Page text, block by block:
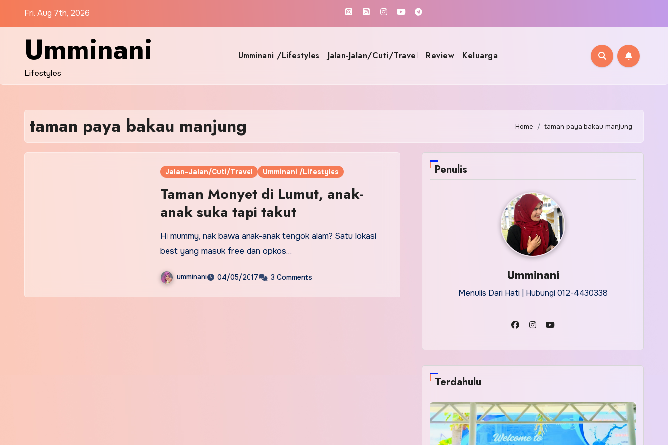
Fri. Aug 7th, 2026
Umminani
Lifestyles
Umminani /Lifestyles Jalan-Jalan/Cuti/Travel Review Keluarga
taman paya bakau manjung Home taman paya bakau manjung
Jalan-Jalan/Cuti/Travel Umminani /Lifestyles
Taman Monyet di Lumut, anak-
anak suka tapi takut
Hi mummy, nak bawa anak-anak tengok alam? Satu lokasi
best yang masuk free dan opkos…
umminani 04/05/2017 3 Comments
Penulis
Umminani
Menulis Dari Hati | Hubungi 012-4430338
Terdahulu